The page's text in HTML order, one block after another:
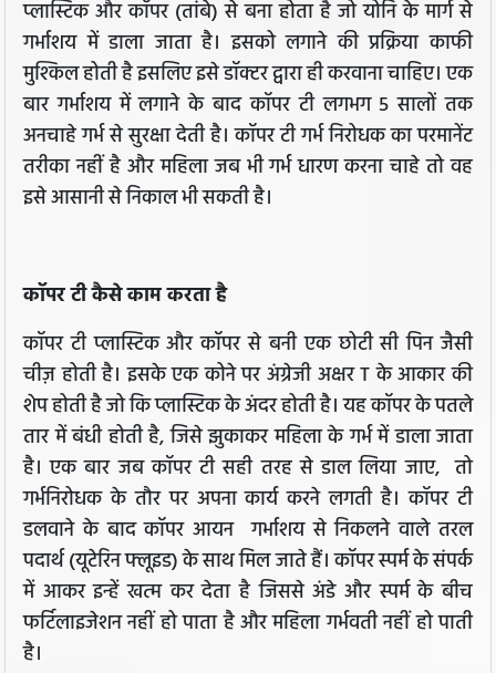
प्लास्टिक और कॉपर (तांबे) से बना होता है जो योनि के मार्ग से
गर्भाशय में डाला जाता है। इसको लगाने की प्रक्रिया काफी
मुश्किल होती है इसलिए इसे डॉक्टर द्वारा ही करवाना चाहिए। एक
बार गर्भाशय में लगाने के बाद कॉपर टी लगभग 5 सालों तक
अनचाहे गर्भ से सुरक्षा देती है। कॉपर टी गर्भ निरोधक का परमानेंट
तरीका नहीं है और महिला जब भी गर्भ धारण करना चाहे तो वह
इसे आसानी से निकाल भी सकती है।
कॉपर टी कैसे काम करता है
कॉपर टी प्लास्टिक और कॉपर से बनी एक छोटी सी पिन जैसी
चीज़ होती है। इसके एक कोने पर अंग्रेजी अक्षर T के आकार की
शेप होती है जो कि प्लास्टिक के अंदर होती है। यह कॉपर के पतले
तार में बंधी होती है, जिसे झुकाकर महिला के गर्भ में डाला जाता
है। एक बार जब कॉपर टी सही तरह से डाल लिया जाए, तो
गर्भनिरोधक के तौर पर अपना कार्य करने लगती है। कॉपर टी
डलवाने के बाद कॉपर आयन गर्भाशय से निकलने वाले तरल
पदार्थ (यूटेरिन फ्लूइड) के साथ मिल जाते हैं। कॉपर स्पर्म के संपर्क
में आकर इन्हें खत्म कर देता है जिससे अंडे और स्पर्म के बीच
फर्टिलाइजेशन नहीं हो पाता है और महिला गर्भवती नहीं हो पाती
है।